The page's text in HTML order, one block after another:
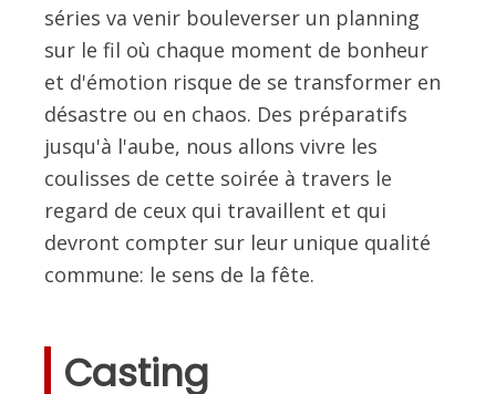
séries va venir bouleverser un planning
sur le fil où chaque moment de bonheur
et d'émotion risque de se transformer en
désastre ou en chaos. Des préparatifs
jusqu'à l'aube, nous allons vivre les
coulisses de cette soirée à travers le
regard de ceux qui travaillent et qui
devront compter sur leur unique qualité
commune: le sens de la fête.
Casting